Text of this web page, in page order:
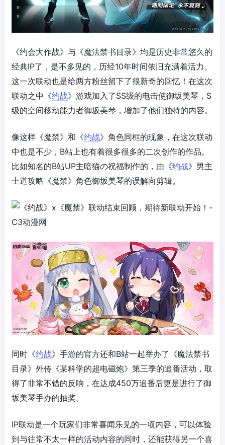
《约会大作战》与《魔法禁书目录》均是历史非常悠久的
经典IP了，是不多见的，历经10年时间依旧充满着活力。
这一次联动也是给两方粉丝留下了很新奇的回忆！在这次
联动之中《约战》游戏加入了SS级的电击使御坂美琴，S
级的空间移动能力者御坂美琴，增加了他们独特的内容。
像这样《魔禁》和《约战》角色同框的现象，在这次联动
中也是不少，B站上也有着很多很多的二次创作的作品。
比如知名的B站UP主暗猫の祝福制作的，由《约战》男主
士道攻略《魔禁》角色御坂美琴的误解向剪辑。
同时《约战》手游的官方还和B站一起举办了《魔法禁书
目录》外传《某科学的超电磁炮》第三季的追番活动，取
得了非常不错的反响，在达成450万追番后更是进行了御
坂美琴手办的抽奖。
IP联动是一个玩家们非常喜闻乐见的一项内容，可以体验
到与往常不太一样的活动内容的同时，还能获得另一个喜